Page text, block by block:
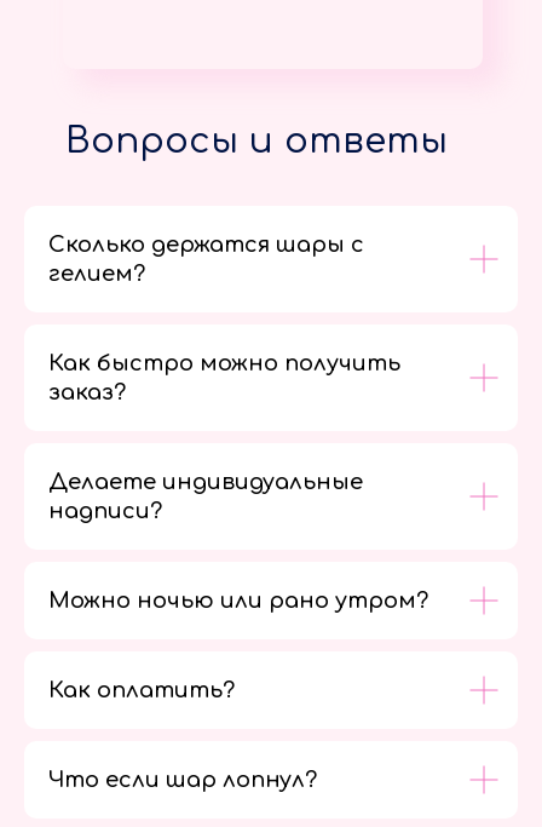
Вопросы и ответы
Сколько держатся шары с
гелием?
Как быстро можно получить
заказ?
Делаете индивидуальные
надписи?
Можно ночью или рано утром?
Как оплатить?
Что если шар лопнул?